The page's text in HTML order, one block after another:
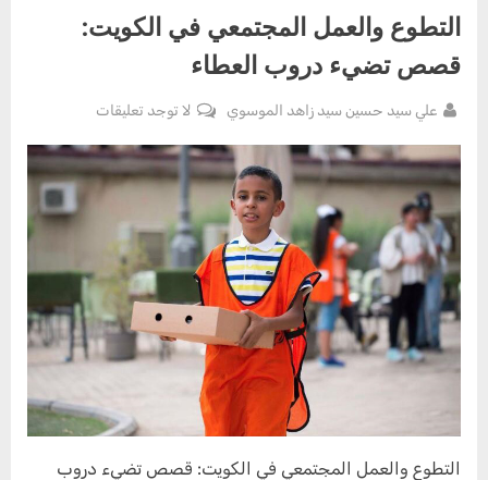
التطوع والعمل المجتمعي في الكويت:
قصص تضيء دروب العطاء
on
25,
2025
By
علي سيد حسين سيد زاهد الموسوي لا توجد تعليقاتعلى
والعمل
المجتمعي
الكويت:
تضيء
دروب
العطاء
التطوع والعمل المجتمعي في الكويت: قصص تضيء دروب